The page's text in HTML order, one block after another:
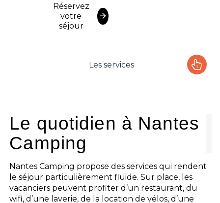
Réservez
votre
séjour
Les services
L'espace Aquatique
Les infos pratiques
Le quotidien à Nantes
Camping
Nantes Camping propose des services qui rendent
le séjour particulièrement fluide. Sur place, les
vacanciers peuvent profiter d’un restaurant, du
wifi, d’une laverie, de la location de vélos, d’une